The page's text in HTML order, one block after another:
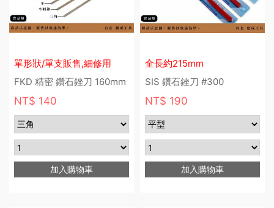
單形狀/單支販售,細修用
FKD 精密 鑽石銼刀 160mm
NT$ 140
加入購物車
全長約215mm
SIS 鑽石銼刀 #300
NT$ 190
加入購物車